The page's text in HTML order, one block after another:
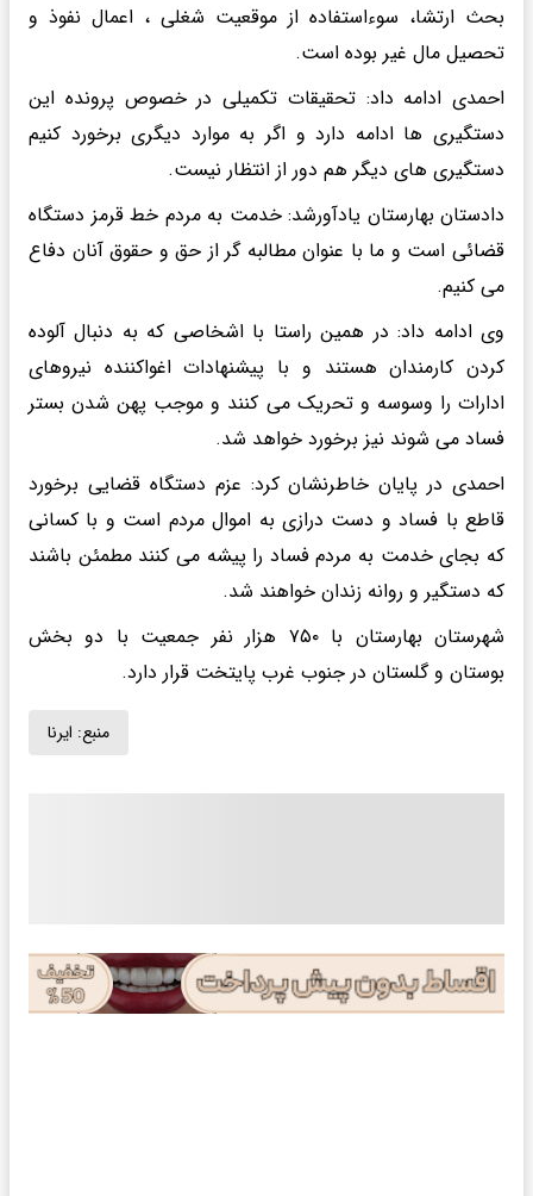
بحث ارتشا، سوءاستفاده از موقعیت شغلی ، اعمال نفوذ و
تحصیل مال غیر بوده است.
احمدی ادامه داد: تحقیقات تکمیلی در خصوص پرونده این
دستگیری ها ادامه دارد و اگر به موارد دیگری برخورد کنیم
دستگیری های دیگر هم دور از انتظار نیست.
دادستان بهارستان یادآورشد: خدمت به مردم خط قرمز دستگاه
قضائی است و ما با عنوان مطالبه گر از حق و حقوق آنان دفاع
می کنیم.
وی ادامه داد: در همین راستا با اشخاصی که به دنبال آلوده
کردن کارمندان هستند و با پیشنهادات اغواکننده نیروهای
ادارات را وسوسه و تحریک می کنند و موجب پهن شدن بستر
فساد می شوند نیز برخورد خواهد شد.
احمدی در پایان خاطرنشان کرد: عزم دستگاه قضایی برخورد
قاطع با فساد و دست درازی به اموال مردم است و با کسانی
که بجای خدمت به مردم فساد را پیشه می کنند مطمئن باشند
که دستگیر و روانه زندان خواهند شد.
شهرستان بهارستان با ۷۵۰ هزار نفر جمعیت با دو بخش
بوستان و گلستان در جنوب غرب پایتخت قرار دارد.
منبع: ایرنا